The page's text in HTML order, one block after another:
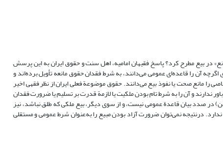
در بیع مطرح کرد؟ پاسخ فقیهان امامیه، اهل سنت و حقوق ایران به این پرسش
آن را قاعده‌ای عمومی می‌دانند، به شرط فقدان حقوق مانعه تأویل برده‌اند و
را مانع صحت یا نفوذ بیع می‌دانند. حقوق موضوعة فعلی ایران از نظر فقهی اخیر
ندارند و آن را به شرط تام بودن ملکیت یا لازمة قدرت بر تسلیم یا ضرورت فقدان
در صدد بیان قاعدة عمومی نیست، و از سوی دیگر، بیع ملکی که طلق نباشد، نیز
ندارد. درنتیجه نمی‌توان ضرورت آزاد بودن مبیع را به‌عنوان شرط عمومی و مستقلی